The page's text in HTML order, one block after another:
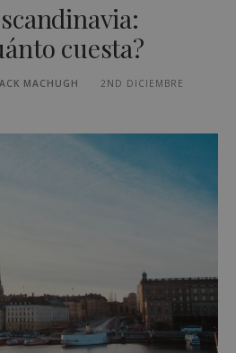
cuesta?
MACHUGH
2ND DICIEMBRE